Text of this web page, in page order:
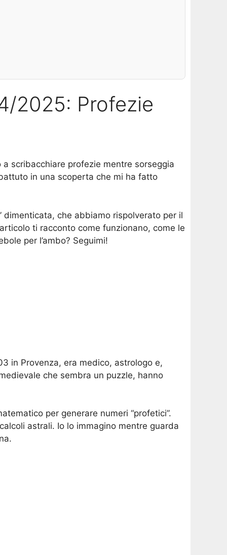
2025: Profezie
scribacchiare profezie mentre sorseggia
in una scoperta che mi ha fatto
che abbiamo rispolverato per il
ti racconto come funzionano, come le
per l’ambo? Seguimi!
in Provenza, era medico, astrologo e,
che sembra un puzzle, hanno
per generare numeri “profetici”.
astrali. Io lo immagino mentre guarda